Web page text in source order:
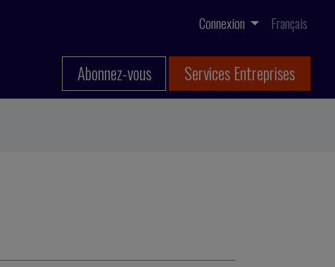
Connexion Français
Abonnez-vous Services Entreprises